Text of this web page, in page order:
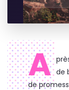
A de
de